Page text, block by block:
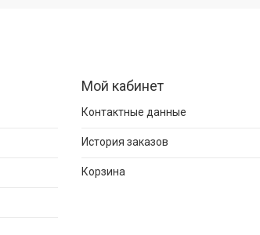
Мой кабинет
Контактные данные
История заказов
Корзина